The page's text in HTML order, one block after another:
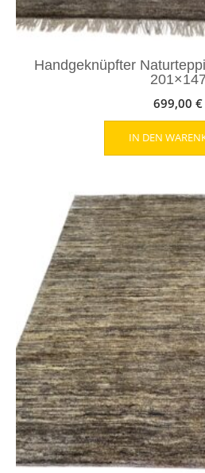
Handgeknüpfter
201×147
699,00 €
IN DEN